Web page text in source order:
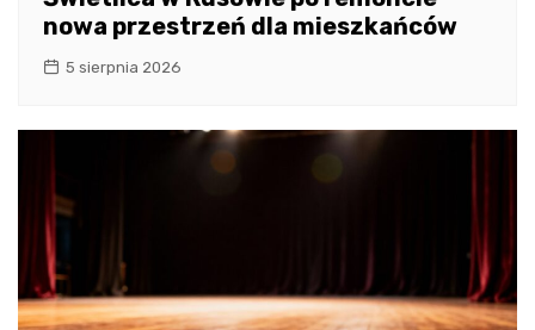
nowa przestrzeń dla mieszkańców
5 sierpnia 2026